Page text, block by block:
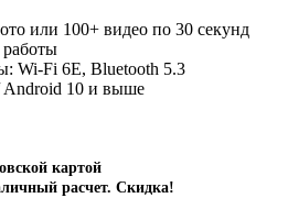
или 100+ видео по 30 секунд
Wi-Fi 6E, Bluetooth 5.3
Android 10 и выше
картой
расчет. Скидка!